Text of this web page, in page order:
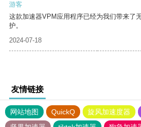
游客
这款加速器VPM应用程序已经为我们带来了
护。
2024-07-18
友情链接
网站地图 QuickQ 旋风加速度器